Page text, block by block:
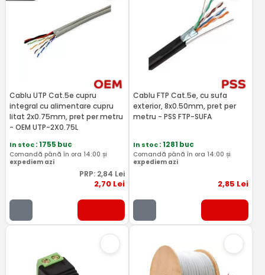
Cablu UTP Cat.5e cupru
integral cu alimentare cupru
litat 2x0.75mm, pret per metru
- OEM UTP-2X0.75L
In stoc: 1755 buc
Comandă până în ora 14:00 și
expediem azi
PRP: 2,84 Lei
2,70Lei
Cablu FTP Cat.5e, cu sufa
exterior, 8x0.50mm, pret per
metru - PSS FTP-SUFA
In stoc: 1281 buc
Comandă până în ora 14:00 și
expediem azi
2,85 Lei